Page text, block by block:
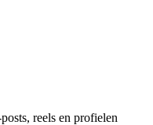
reels en profielen